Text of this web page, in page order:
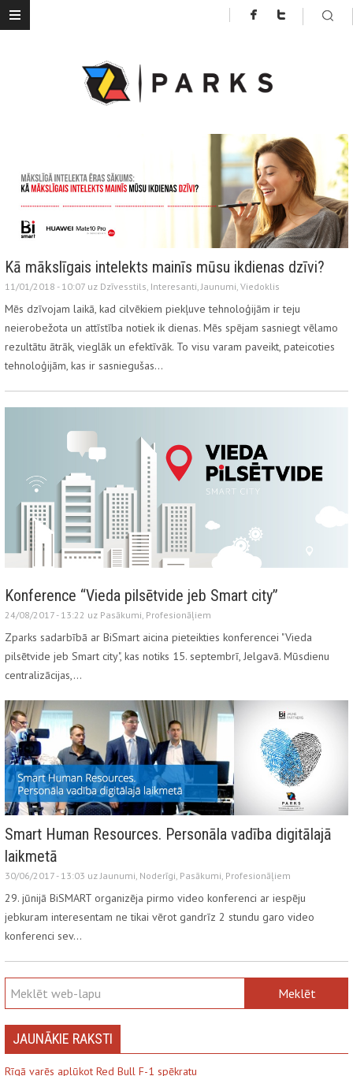
Kā mākslīgais intelekts mainīs mūsu ikdienas dzīvi?
11/01/2018 - 10:07 uz Dzīvesstils, Interesanti,Jaunumi, Viedoklis
Mēs dzīvojam laikā, kad cilvēkiem piekļuve tehnoloģijām ir teju
neierobežota un attīstība notiek ik dienas. Mēs spējam sasniegt vēlamo
rezultātu ātrāk, vieglāk un efektīvāk. To visu varam paveikt, pateicoties
tehnoloģijām, kas ir sasniegušas…
Konference “Vieda pilsētvide jeb Smart city”
24/08/2017 - 13:22 uz Pasākumi, Profesionāļiem
Zparks sadarbībā ar BiSmart aicina pieteikties konferencei "Vieda
pilsētvide jeb Smart city", kas notiks 15. septembrī, Jelgavā. Mūsdienu
centralizācijas,…
Smart Human Resources. Personāla vadība digitālajā
laikmetā
30/06/2017 - 13:03 uz Jaunumi Noderīgi Pasākumi Profesionāļiem
29. jūnijā BiSMART organizēja pirmo video konferenci ar iespēju
jebkuram interesentam ne tikai vērot gandrīz 2 stundu garo video
konferenci sev…
JAUNĀKIE RAKSTI
Rīgā varēs aplūkot Red Bull F-1 spēkratu